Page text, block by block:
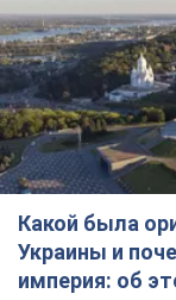
Какой была
Украины и
империя: об